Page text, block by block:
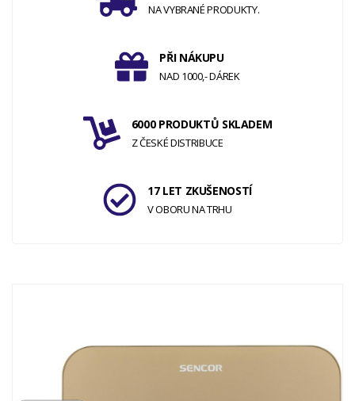
NA VYBRANÉ PRODUKTY.
PŘI NÁKUPU
NAD 1000,- DÁREK
6000 PRODUKTŮ SKLADEM
Z ČESKÉ DISTRIBUCE
17 LET ZKUŠENOSTÍ
V OBORU NA TRHU